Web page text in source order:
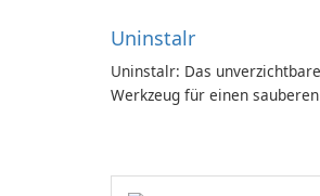
Uninstalr
Uninstalr: Das unverzichtbare
Werkzeug für einen sauberen